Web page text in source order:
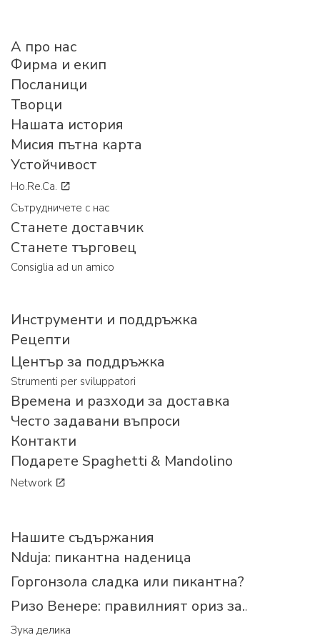
A про нас
Фирма и екип
Посланици
Творци
Нашата история
Мисия пътна карта
Устойчивост
Ho.Re.Ca.
Сътрудничете с нас
Станете доставчик
Станете търговец
Consiglia ad un amico
Инструменти и поддръжка
Рецепти
Център за поддръжка
Strumenti per sviluppatori
Времена и разходи за доставка
Често задавани въпроси
Контакти
Подарете Spaghetti & Mandolino
Network
Нашите съдържания
Nduja: пикантна наденица
Горгонзола сладка или пикантна?
Ризо Венере: правилният ориз за...
Зука делика